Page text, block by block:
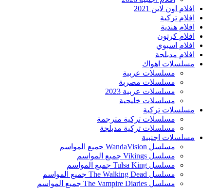
افلام اون لاين 2021
افلام تركية
افلام هندية
افلام كرتون
افلام اسيوي
افلام مدبلجة
مسلسلات اهواك
مسلسلات عربية
مسلسلات مصرية
مسلسلات عربية 2023
مسلسلات خليجية
مسلسلات تركية
مسلسلات تركية مترجمة
مسلسلات تركية مدبلجة
مسلسلات اجنبية
مسلسل WandaVision جميع المواسم
مسلسل Vikings جميع المواسم
مسلسل Tulsa King جميع المواسم
مسلسل The Walking Dead جميع المواسم
مسلسل The Vampire Diaries جميع المواسم